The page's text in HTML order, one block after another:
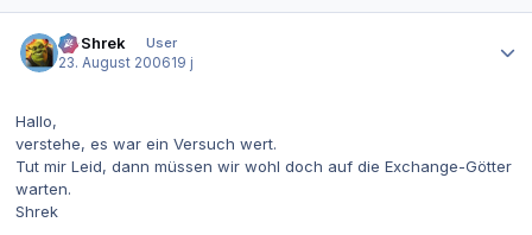
IT-Shrek
User
23. August 200619 j
Hallo,
verstehe, es war ein Versuch wert.
Tut mir Leid, dann müssen wir wohl doch auf die Exchange-Götter
warten.
Shrek